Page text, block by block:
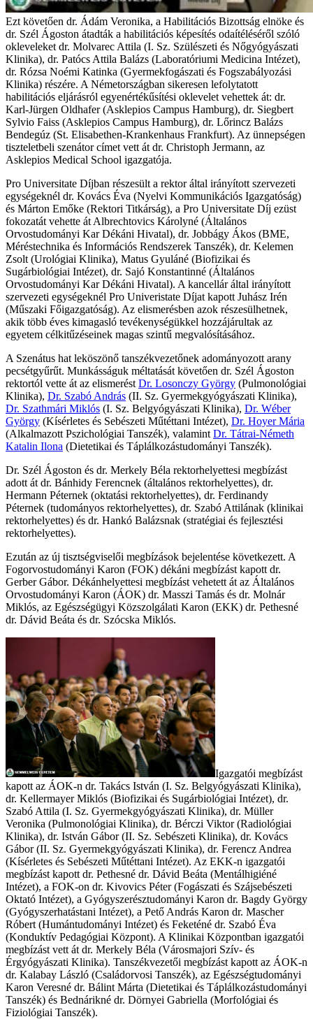
Ezt követően dr. Ádám Veronika, a Habilitációs Bizottság elnöke és
dr. Szél Ágoston átadták a habilitációs képesítés odaítéléséről szóló
okleveleket dr. Molvarec Attila (I. Sz. Szülészeti és Nőgyógyászati
Klinika), dr. Patócs Attila Balázs (Laboratóriumi Medicina Intézet),
dr. Rózsa Noémi Katinka (Gyermekfogászati és Fogszabályozási
Klinika) részére. A Németországban sikeresen lefolytatott
habilitációs eljárásról egyenértékűsítési oklevelet vehettek át: dr.
Karl-Jürgen Oldhafer (Asklepios Campus Hamburg), dr. Siegbert
Sylvio Faiss (Asklepios Campus Hamburg), dr. Lőrincz Balázs
Bendegúz (St. Elisabethen-Krankenhaus Frankfurt). Az ünnepségen
tiszteletbeli szenátor címet vett át dr. Christoph Jermann, az
Asklepios Medical School igazgatója.
Pro Universitate Díjban részesült a rektor által irányított szervezeti
egységeknél dr. Kovács Éva (Nyelvi Kommunikációs Igazgatóság)
és Márton Emőke (Rektori Titkárság), a Pro Universitate Díj ezüst
fokozatát vehette át Albrechtovics Károlyné (Általános
Orvostudományi Kar Dékáni Hivatal), dr. Jobbágy Ákos (BME,
Méréstechnika és Információs Rendszerek Tanszék), dr. Kelemen
Zsolt (Urológiai Klinika), Matus Gyuláné (Biofizikai és
Sugárbiológiai Intézet), dr. Sajó Konstantinné (Általános
Orvostudományi Kar Dékáni Hivatal). A kancellár által irányított
szervezeti egységeknél Pro Univeristate Díjat kapott Juhász Irén
(Műszaki Főigazgatóság). Az elismerésben azok részesülhetnek,
akik több éves kimagasló tevékenységükkel hozzájárultak az
egyetem célkitűzéseinek magas szintű megvalósításához.
A Szenátus hat leköszönő tanszékvezetőnek adományozott arany
pecsétgyűrűt. Munkásságuk méltatását követően dr. Szél Ágoston
rektortól vette át az elismerést Dr. Losonczy György (Pulmonológiai
Klinika), Dr. Szabó András (II. Sz. Gyermekgyógyászati Klinika),
Dr. Szathmári Miklós (I. Sz. Belgyógyászati Klinika), Dr. Wéber
György (Kísérletes és Sebészeti Műtéttani Intézet), Dr. Hoyer Mária
(Alkalmazott Pszichológiai Tanszék), valamint Dr. Tátrai-Németh
Katalin Ilona (Dietetikai és Táplálkozástudományi Tanszék).
Dr. Szél Ágoston és dr. Merkely Béla rektorhelyettesi megbízást
adott át dr. Bánhidy Ferencnek (általános rektorhelyettes), dr.
Hermann Péternek (oktatási rektorhelyettes), dr. Ferdinandy
Péternek (tudományos rektorhelyettes), dr. Szabó Attilának (klinikai
rektorhelyettes) és dr. Hankó Balázsnak (stratégiai és fejlesztési
rektorhelyettes).
Ezután az új tisztségviselői megbízások bejelentése következett. A
Fogorvostudományi Karon (FOK) dékáni megbízást kapott dr.
Gerber Gábor. Dékánhelyettesi megbízást vehetett át az Általános
Orvostudományi Karon (ÁOK) dr. Masszi Tamás és dr. Molnár
Miklós, az Egészségügyi Közszolgálati Karon (EKK) dr. Pethesné
dr. Dávid Beáta és dr. Szócska Miklós.
Igazgatói megbízást
kapott az ÁOK-n dr. Takács István (I. Sz. Belgyógyászati Klinika),
dr. Kellermayer Miklós (Biofizikai és Sugárbiológiai Intézet), dr.
Szabó Attila (I. Sz. Gyermekgyógyászati Klinika), dr. Müller
Veronika (Pulmonológiai Klinika), dr. Bérczi Viktor (Radiológiai
Klinika), dr. István Gábor (II. Sz. Sebészeti Klinika), dr. Kovács
Gábor (II. Sz. Gyermekgyógyászati Klinika), dr. Ferencz Andrea
(Kísérletes és Sebészeti Műtéttani Intézet). Az EKK-n igazgatói
megbízást kapott dr. Pethesné dr. Dávid Beáta (Mentálhigiéné
Intézet), a FOK-on dr. Kivovics Péter (Fogászati és Szájsebészeti
Oktató Intézet), a Gyógyszerésztudományi Karon dr. Bagdy György
(Gyógyszerhatástani Intézet), a Pető András Karon dr. Mascher
Róbert (Humántudományi Intézet) és Feketéné dr. Szabó Éva
(Konduktív Pedagógiai Központ). A Klinikai Központban igazgatói
megbízást vett át dr. Merkely Béla (Városmajori Szív- és
Érgyógyászati Klinika). Tanszékvezetői megbízást kapott az ÁOK-n
dr. Kalabay László (Családorvosi Tanszék), az Egészségtudományi
Karon Veresné dr. Bálint Márta (Dietetikai és Táplálkozástudományi
Tanszék) és Bednárikné dr. Dörnyei Gabriella (Morfológiai és
Fiziológiai Tanszék).